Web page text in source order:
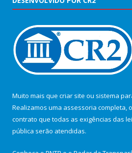
Muito mais que criar site ou sistema
Realizamos uma assessoria completa,
contrato que todas as exigências das
pública serão atendidas.